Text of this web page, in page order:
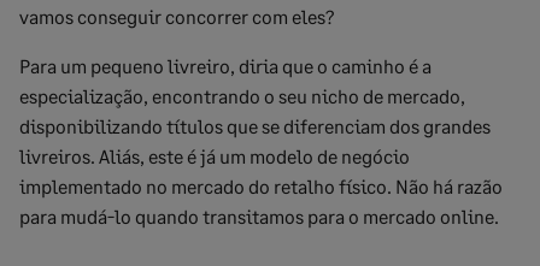
vamos conseguir concorrer com eles?
Para um pequeno livreiro, diria que o caminho é a
especialização, encontrando o seu nicho de mercado,
disponibilizando títulos que se diferenciam dos grandes
livreiros. Aliás, este é já um modelo de negócio
implementado no mercado do retalho físico. Não há razão
para mudá-lo quando transitamos para o mercado online.